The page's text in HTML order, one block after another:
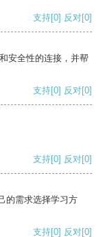
支持[0] 反对[0]
安全性的连接，并帮
支持[0] 反对[0]
支持[0] 反对[0]
的需求选择学习方
支持[0] 反对[0]